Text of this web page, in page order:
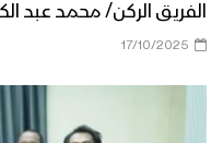
الفريق الركن/ محمد عبد
17/10/2025